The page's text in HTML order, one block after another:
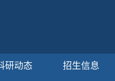
研动态 招生信息